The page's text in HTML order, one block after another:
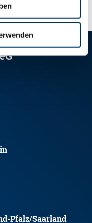
Pfalz/Saarland